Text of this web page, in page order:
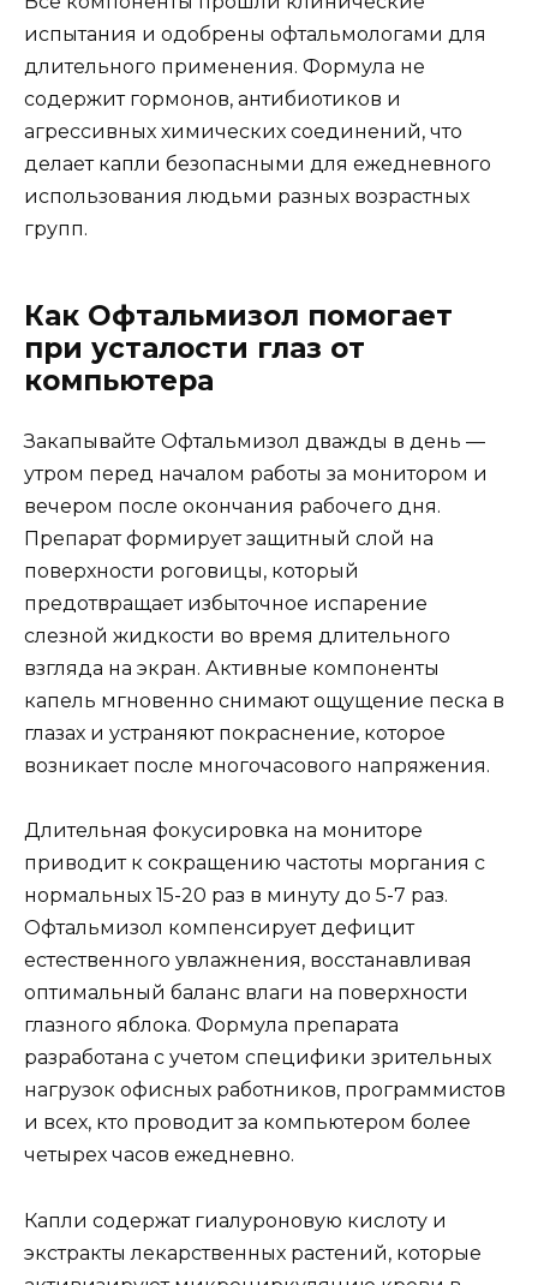
испытания и одобрены офтальмологами для
длительного применения. Формула не
содержит гормонов, антибиотиков и
агрессивных химических соединений, что
делает капли безопасными для ежедневного
использования людьми разных возрастных
групп.
Как Офтальмизол помогает
при усталости глаз от
компьютера
Закапывайте Офтальмизол дважды в день —
утром перед началом работы за монитором и
вечером после окончания рабочего дня.
Препарат формирует защитный слой на
поверхности роговицы, который
предотвращает избыточное испарение
слезной жидкости во время длительного
взгляда на экран. Активные компоненты
капель мгновенно снимают ощущение песка в
глазах и устраняют покраснение, которое
возникает после многочасового напряжения.
Длительная фокусировка на мониторе
приводит к сокращению частоты моргания с
нормальных 15-20 раз в минуту до 5-7 раз.
Офтальмизол компенсирует дефицит
естественного увлажнения, восстанавливая
оптимальный баланс влаги на поверхности
глазного яблока. Формула препарата
разработана с учетом специфики зрительных
нагрузок офисных работников, программистов
и всех, кто проводит за компьютером более
четырех часов ежедневно.
Капли содержат гиалуроновую кислоту и
экстракты лекарственных растений, которые